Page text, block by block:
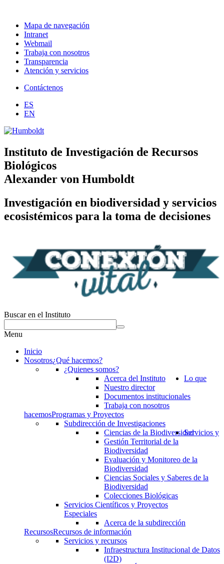
Mapa de navegación
Intranet
Webmail
Trabaja con nosotros
Transparencia
Atención y servicios
Contáctenos
ES
EN
Instituto de Investigación de Recursos
Biológicos
Alexander von Humboldt
Investigación en biodiversidad y servicios
ecosistémicos para la toma de decisiones
Buscar en el Instituto
Menu
Inicio
Nosotros¿Qué hacemos?
¿Quienes somos?
Acerca del Instituto
Nuestro director
Documentos institucionales
Trabaja con nosotros
Lo que
hacemosProgramas y Proyectos
Subdirección de Investigaciones
Ciencias de la Biodiversidad
Gestión Territorial de la
Biodiversidad
Evaluación y Monitoreo de la
Biodiversidad
Ciencias Sociales y Saberes de la
Biodiversidad
Colecciones Biológicas
Servicios Científicos y Proyectos
Especiales
Acerca de la subdirección
Servicios y
RecursosRecursos de información
Servicios y recursos
Infraestructura Institucional de Datos
(I2D)